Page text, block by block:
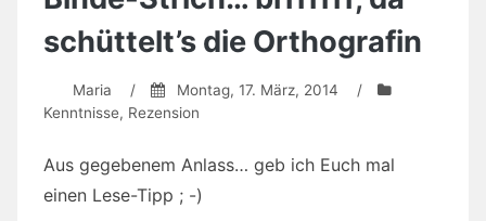
schüttelt’s die Orthografin
Maria / Montag, 17. März, 2014
/
Kenntnisse, Rezension
Aus gegebenem Anlass… geb ich Euch mal
einen Lese-Tipp ; -)